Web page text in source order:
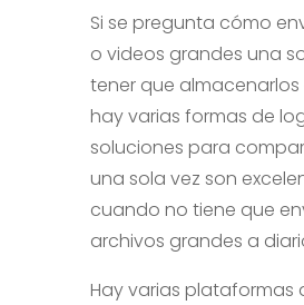
Si se pregunta cómo
o videos grandes una
tener que almacenarlos
hay varias formas de
soluciones para
una sola vez son
cuando no tiene que
archivos grandes a
Hay varias plataformas